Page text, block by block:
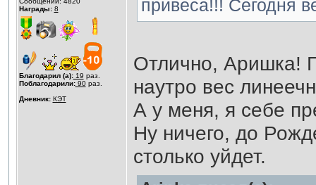
Награды: 8
Благодарил (а):19 раз.
Поблагодарили:90раз.
Дневник: КЭТ
привеса!!! Сегодня
Отлично, Аришка!
наутро вес
А у меня, я себе
Ну ничего, до
столько уйдет.